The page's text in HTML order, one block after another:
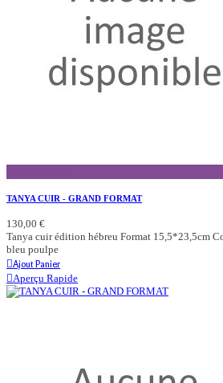
TANYA CUIR - GRAND FORMAT
130,00 €
Tanya cuir édition hébreu Format 15,5*23,5cm
bleu poulpe
Ajout Panier
Aperçu Rapide